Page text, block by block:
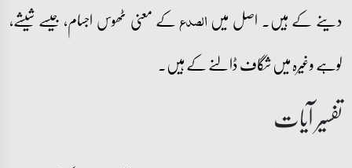
دینے کے ہیں۔ اصل میںالصدعکے معنی ٹھوس اجسام، جیسے شیشے،
لوہے وغیرہ میں شگاف ڈالنے کے ہیں۔
تفسیر آیات